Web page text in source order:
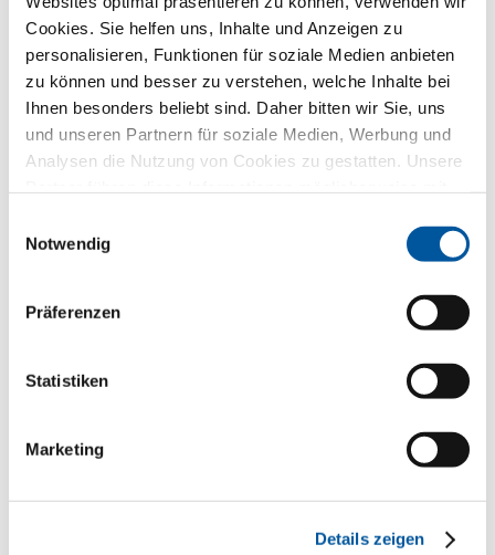
Cookies. Sie helfen uns, Inhalte und Anzeigen zu
personalisieren, Funktionen für soziale Medien anbieten
zu können und besser zu verstehen, welche Inhalte bei
Ihnen besonders beliebt sind. Daher bitten wir Sie, uns
und unseren Partnern für soziale Medien, Werbung und
Analysen die Nutzung von Cookies zu gestatten. Unsere
haben oder die sie im Rahmen Ihrer Nutzung der Dienste
Notwendig
Präferenzen
Statistiken
Marketing
Details zeigen
Ihre Nachricht an uns
Wir verwenden Ihre Daten, um Ihre Anfrage bestmöglich
zu beantworten – aber nicht für ungefragte Werbung.
Händlerpartner weiter – ebenfalls nur für diesen Zweck.
Alle Einzelheiten der Datenverarbeitung sind in